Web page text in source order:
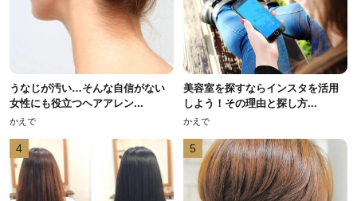
うなじが汚い…そんな自信がない
女性にも役立つヘアアレン...
かえで
美容室を探すならインスタを活用
しよう！その理由と探し方...
かえで
4 5